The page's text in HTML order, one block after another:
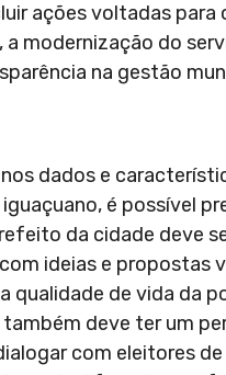
ações voltadas para
a modernização do
na gestão
dados e
é possível
da cidade deve
ideias e propostas
qualidade de vida da
deve ter um
com eleitores